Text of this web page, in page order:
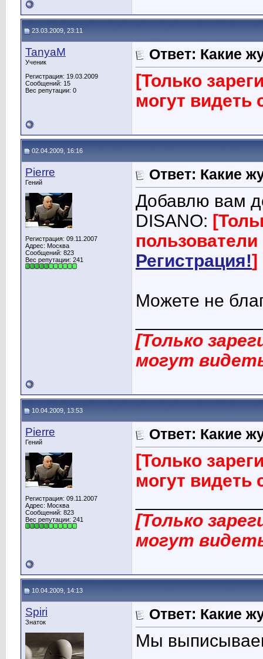
23.03.2009, 23:11
TanyaM
Ученик
Регистрация: 19.03.2009
Сообщений: 15
Вес репутации: 0
Ответ: Какие
[Только
могут
02.04.2009, 16:16
Pierre
Гений
Регистрация: 09.11.2007
Адрес: Москва
Сообщений: 823
Вес репутации: 241
Ответ: Какие
Добавлю вам
DISANO:
Регистрация!]
Можете не
[Только
могут
10.04.2009, 13:53
Pierre
Гений
Регистрация: 09.11.2007
Адрес: Москва
Сообщений: 823
Вес репутации: 241
Ответ: Какие
[Только
могут
[Только
могут
10.04.2009, 14:13
Spiri
Знаток Ответ: Какие
Мы